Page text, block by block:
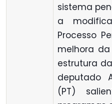
sistema
a
Processo
melhora
estrutura
deputado
(PT)